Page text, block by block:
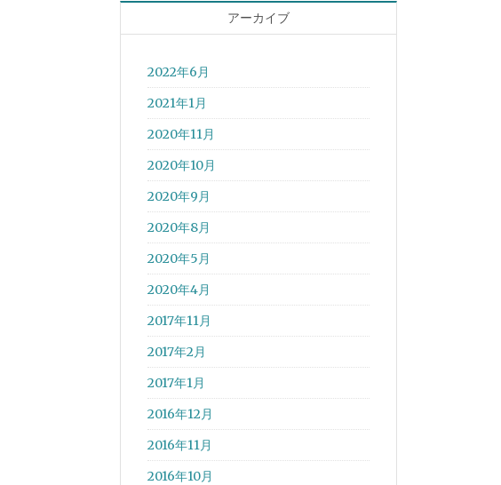
アーカイブ
2022年6月
2021年1月
2020年11月
2020年10月
2020年9月
2020年8月
2020年5月
2020年4月
2017年11月
2017年2月
2017年1月
2016年12月
2016年11月
2016年10月